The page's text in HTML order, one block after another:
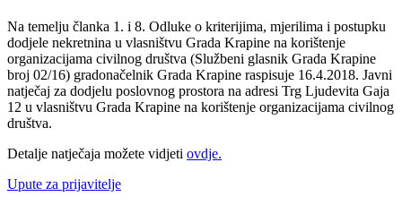
Na temelju članka 1. i 8. Odluke o kriterijima, mjerilima i postupku
dodjele nekretnina u vlasništvu Grada Krapine na korištenje
organizacijama civilnog društva (Službeni glasnik Grada Krapine
broj 02/16) gradonačelnik Grada Krapine raspisuje 16.4.2018. Javni
natječaj za dodjelu poslovnog prostora na adresi Trg Ljudevita Gaja
12 u vlasništvu Grada Krapine na korištenje organizacijama civilnog
društva.
Detalje natječaja možete vidjeti ovdje.
Upute za prijavitelje